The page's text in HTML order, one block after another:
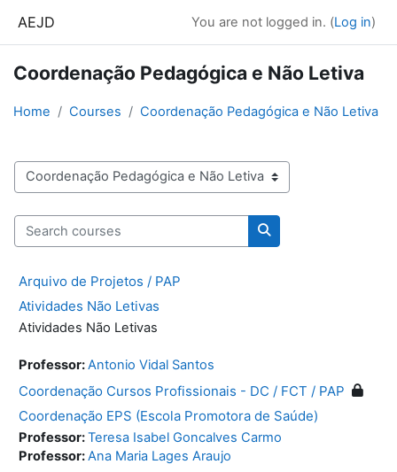
AEJD You are not logged in. (Log in)
Coordenação Pedagógica e Não Letiva
Home Courses Coordenação Pedagógica e Não Letiva
Course categories
Search courses
Search courses
Arquivo de Projetos / PAP
Atividades Não Letivas
Atividades Não Letivas
Professor:Antonio Vidal Santos
Coordenação Cursos Profissionais - DC / FCT / PAP
Coordenação EPS (Escola Promotora de Saúde)
Professor:Teresa Isabel Goncalves Carmo
Professor:Ana Maria Lages Araujo